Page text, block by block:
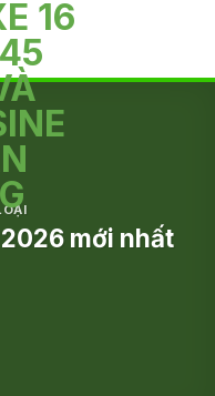
mới nhất